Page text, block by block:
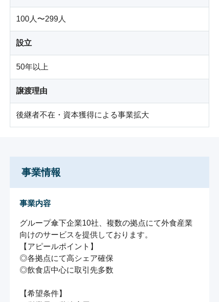
100人〜299人
設立
50年以上
譲渡理由
後継者不在・資本獲得による事業拡大
事業情報
事業内容
グループ傘下企業10社、複数の拠点にて外食産業
向けのサービスを提供しております。
【アピールポイント】
◎各拠点にて高シェア確保
◎飲食店中心に取引先多数
【希望条件】